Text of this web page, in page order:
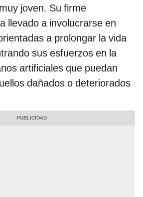
joven. Su firme
llevado a involucrarse en
a prolongar la vida
sus esfuerzos en la
artificiales que puedan
dañados o deteriorados